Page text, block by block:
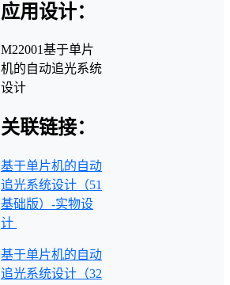
应用设计：
M22001基于单片
机的自动追光系统
设计
关联链接：
基于单片机的自动
追光系统设计（51
基础版）-实物设
计
基于单片机的自动
追光系统设计（32